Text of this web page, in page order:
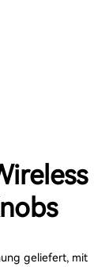
geliefert, mit